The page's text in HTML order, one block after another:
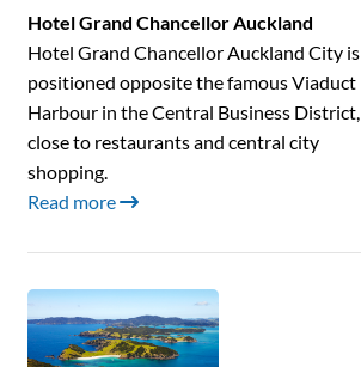
Hotel Grand Chancellor Auckland
Hotel Grand Chancellor Auckland City is
positioned opposite the famous Viaduct
Harbour in the Central Business District,
close to restaurants and central city
shopping.
Read more